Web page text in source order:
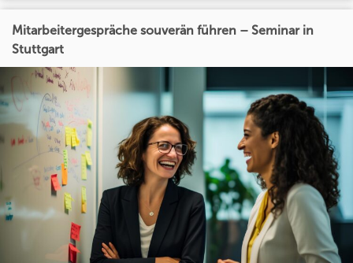
Mitarbeitergespräche souverän führen – Seminar in
Stuttgart